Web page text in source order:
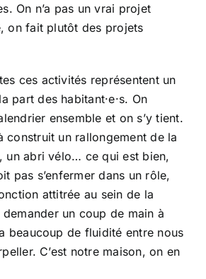
On n’a pas un vrai projet
on fait plutôt des projets
ces activités représentent un
part des habitant·e·s. On
ensemble et on s’y tient.
construit un rallongement de la
un abri vélo… ce qui est bien,
pas s’enfermer dans un rôle,
attitrée au sein de la
un coup de main à
beaucoup de fluidité entre nous
C’est notre maison, on en